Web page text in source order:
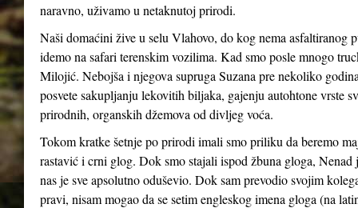
naravno, uživamo u netaknutoj prirodi.
Naši domaćini žive u selu Vlahovo, do kog nema asfaltiranog
idemo na safari terenskim vozilima. Kad smo posle mnogo
Milojić. Nebojša i njegova supruga Suzana pre nekoliko
posvete sakupljanju lekovitih biljaka, gajenju autohtone vrste
prirodnih, organskih džemova od divljeg voća.
Tokom kratke šetnje po prirodi imali smo priliku da beremo
rastavić i crni glog. Dok smo stajali ispod žbuna gloga,
nas je sve apsolutno oduševio. Dok sam prevodio svojim
pravi, nisam mogao da se setim engleskog imena gloga (na